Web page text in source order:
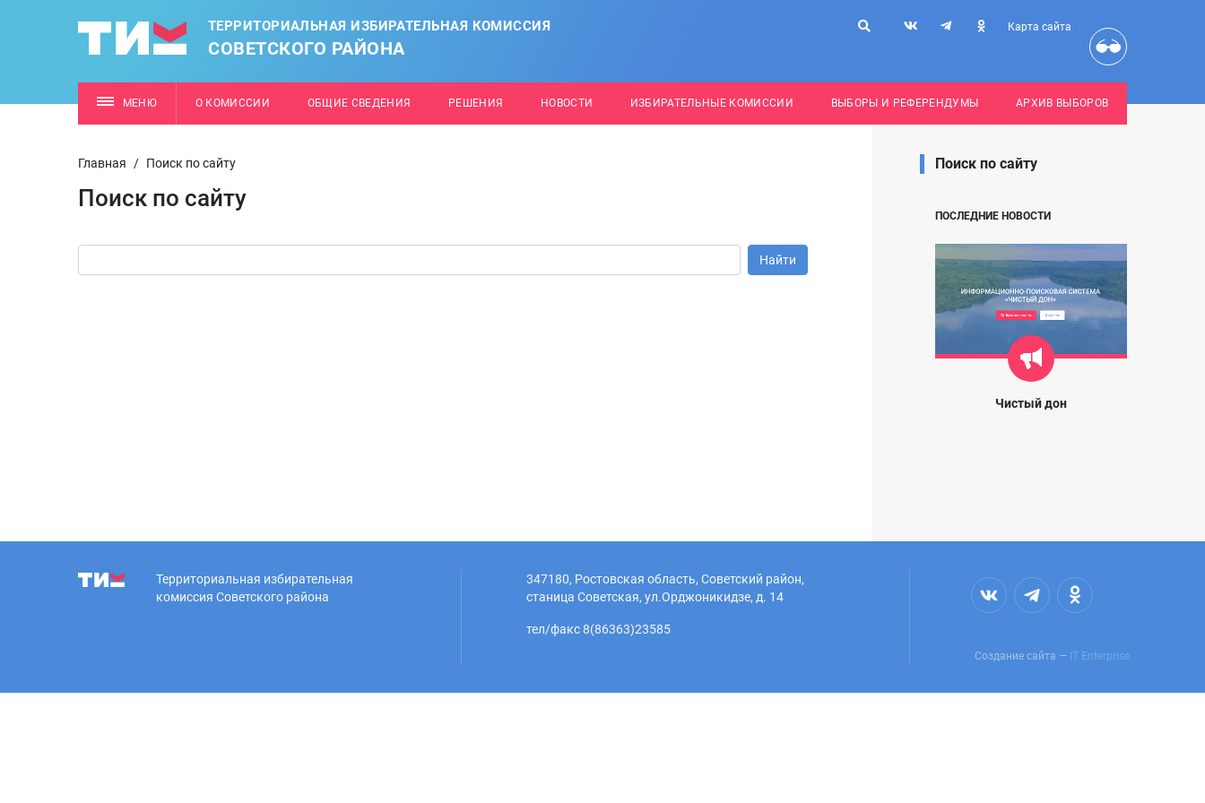
ТЕРРИТОРИАЛЬНАЯ ИЗБИРАТЕЛЬНАЯ КОМИССИЯ
СОВЕТСКОГО РАЙОНА
Карта сайта
МЕНЮ О КОМИССИИ ОБЩИЕ СВЕДЕНИЯ РЕШЕНИЯ НОВОСТИ ИЗБИРАТЕЛЬНЫЕ КОМИССИИ ВЫБОРЫ И РЕФЕРЕНДУМЫ АРХИВ ВЫБОРОВ
Главная / Поиск по сайту
Поиск по сайту
Поиск по сайту
ПОСЛЕДНИЕ НОВОСТИ
Чистый дон
Территориальная избирательная
комиссия Советского района
347180, Ростовская область, Советский район,
станица Советская, ул.Орджоникидзе, д. 14
тел/факс 8(86363)23585
Создание сайта — IT Enterprise